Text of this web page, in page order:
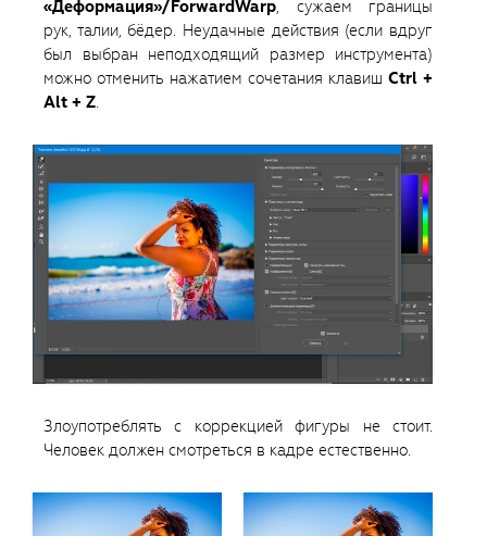
«Деформация»/ForwardWarp, сужаем границы
рук, талии, бёдер. Неудачные действия (если вдруг
был выбран неподходящий размер инструмента)
можно отменить нажатием сочетания клавиш Ctrl +
Alt + Z.
Злоупотреблять с коррекцией фигуры не стоит.
Человек должен смотреться в кадре естественно.